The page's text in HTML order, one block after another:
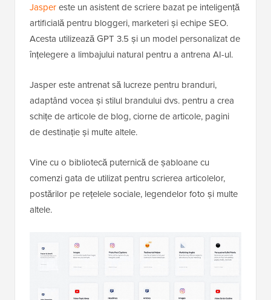
Jaspereste un asistent de scriere bazat pe inteligență
artificială pentru bloggeri, marketeri și echipe SEO.
Acesta utilizează GPT 3.5 și un model personalizat de
înțelegere a limbajului natural pentru a antrena AI-ul.
Jasper este antrenat să lucreze pentru branduri,
adaptând vocea și stilul brandului dvs. pentru a crea
schițe de articole de blog, ciorne de articole, pagini
de destinație și multe altele.
Vine cu o bibliotecă puternică de șabloane cu
comenzi gata de utilizat pentru scrierea articolelor,
postărilor pe rețelele sociale, legendelor foto și multe
altele.